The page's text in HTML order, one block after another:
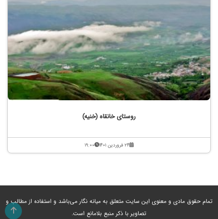
روستای خانقاه (خنیه)
۲۴ فروردین ۱۴۰۱ ۱۹:۰۰
تمام حقوق مادی و معنوی این سایت متعلق به میانه نگار می‌باشد و استفاده از مطالب و
تصاویر با ذکر منبع بلامانع است.